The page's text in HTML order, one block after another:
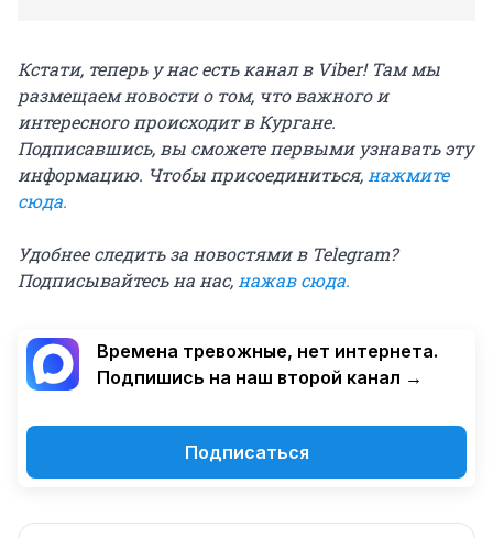
Кстати, теперь у нас есть канал в Viber! Там мы
размещаем новости о том, что важного и
интересного происходит в Кургане.
Подписавшись, вы сможете первыми узнавать эту
информацию. Чтобы присоединиться,нажмите
сюда.
Удобнее следить за новостями в Telegram?
Подписывайтесь на нас,нажав сюда.
Времена тревожные, нет интернета.
Подпишись на наш второй канал →
Подписаться